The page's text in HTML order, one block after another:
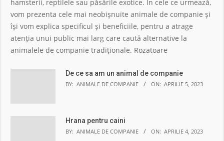
hamsterii, reptilele sau păsările exotice. În cele ce urmează,
vom prezenta cele mai neobișnuite animale de companie și
își vom explica specificul și beneficiile, pentru a atrage
atenția unui public mai larg care caută alternative la
animalele de companie tradiționale. Rozatoare
De ce sa am un animal de companie
BY: ANIMALE DE COMPANIE ON: APRILIE 5, 2023
Hrana pentru caini
BY: ANIMALE DE COMPANIE ON: APRILIE 4, 2023